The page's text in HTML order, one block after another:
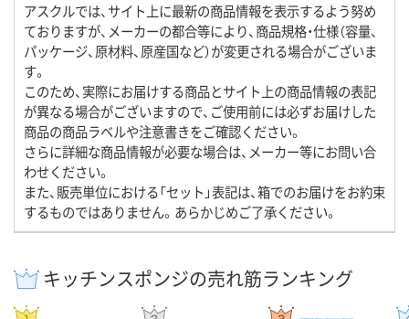
アスクルでは、サイト上に最新の商品情報を表示するよう努め
ておりますが、メーカーの都合等により、商品規格・仕様（容量、
パッケージ、原材料、原産国など）が変更される場合がございま
す。
このため、実際にお届けする商品とサイト上の商品情報の表記
が異なる場合がございますので、ご使用前には必ずお届けした
商品の商品ラベルや注意書きをご確認ください。
さらに詳細な商品情報が必要な場合は、メーカー等にお問い合
わせください。
また、販売単位における「セット」表記は、箱でのお届けをお約束
するものではありません。あらかじめご了承ください。
キッチンスポンジの売れ筋ランキング